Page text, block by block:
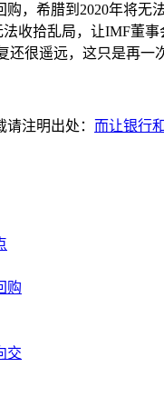
，希腊到2020年将
收拾乱局，让IMF董
还很遥远，这只是再一
请注明出处： 而让银行
购
交